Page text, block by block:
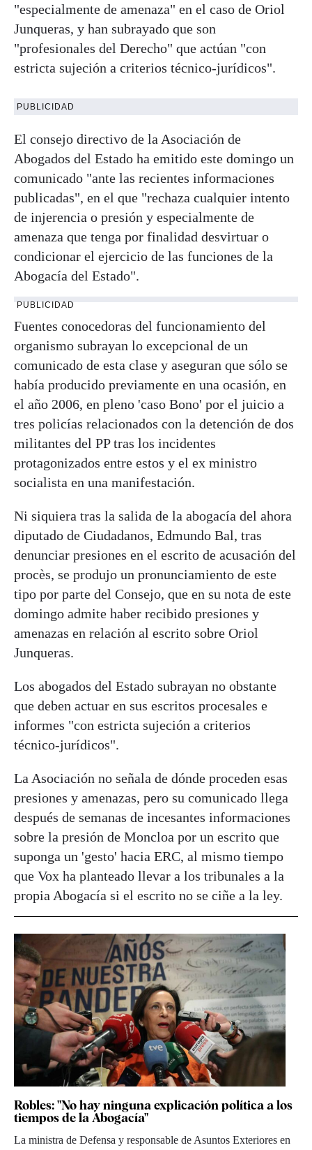
"especialmente de amenaza" en el caso de Oriol
Junqueras, y han subrayado que son
"profesionales del Derecho" que actúan "con
estricta sujeción a criterios técnico-jurídicos".
PUBLICIDAD
El consejo directivo de la Asociación de
Abogados del Estado ha emitido este domingo un
comunicado "ante las recientes informaciones
publicadas", en el que "rechaza cualquier intento
de injerencia o presión y especialmente de
amenaza que tenga por finalidad desvirtuar o
condicionar el ejercicio de las funciones de la
Abogacía del Estado".
PUBLICIDAD
Fuentes conocedoras del funcionamiento del
organismo subrayan lo excepcional de un
comunicado de esta clase y aseguran que sólo se
había producido previamente en una ocasión, en
el año 2006, en pleno 'caso Bono' por el juicio a
tres policías relacionados con la detención de dos
militantes del PP tras los incidentes
protagonizados entre estos y el ex ministro
socialista en una manifestación.
Ni siquiera tras la salida de la abogacía del ahora
diputado de Ciudadanos, Edmundo Bal, tras
denunciar presiones en el escrito de acusación del
procès, se produjo un pronunciamiento de este
tipo por parte del Consejo, que en su nota de este
domingo admite haber recibido presiones y
amenazas en relación al escrito sobre Oriol
Junqueras.
Los abogados del Estado subrayan no obstante
que deben actuar en sus escritos procesales e
informes "con estricta sujeción a criterios
técnico-jurídicos".
La Asociación no señala de dónde proceden esas
presiones y amenazas, pero su comunicado llega
después de semanas de incesantes informaciones
sobre la presión de Moncloa por un escrito que
suponga un 'gesto' hacia ERC, al mismo tiempo
que Vox ha planteado llevar a los tribunales a la
propia Abogacía si el escrito no se ciñe a la ley.
Robles: "No hay ninguna explicación política a los
tiempos de la Abogacía"
La ministra de Defensa y responsable de Asuntos Exteriores en